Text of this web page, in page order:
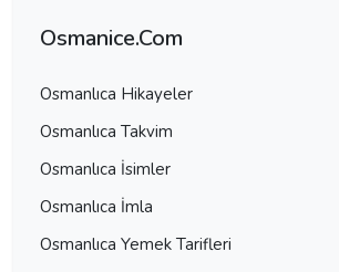
Osmanice.Com
Osmanlıca Hikayeler
Osmanlıca Takvim
Osmanlıca İsimler
Osmanlıca İmla
Osmanlıca Yemek Tarifleri